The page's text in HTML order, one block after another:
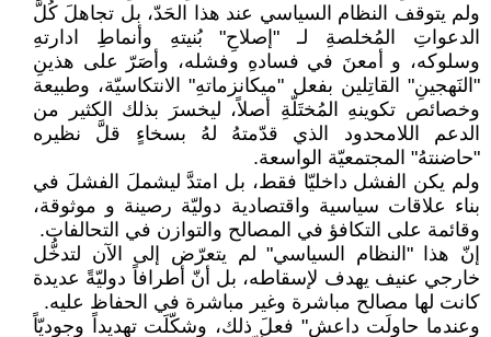
ولم يتوقف النظام السياسي عند هذا الحَدّ، بل تجاهلَ كُلَّ
الدعواتِ المُخلصةِ لـ "إصلاحِ" بُنيتهِ وأنماطِ ادارتهِ
وسلوكه، و أمعنَ في فسادهِ وفشله، وأصَرّ على هذينِ
"النَهجينِ" القاتِلين بفعل "ميكانزماتهِ" الانتكاسيّة، وطبيعة
وخصائص تكوينهِ المُختَلّةِ أصلاً، ليخسرَ بذلك الكثير من
الدعم اللامحدود الذي قدّمتهُ لهُ بسخاءٍ قلَّ نظيره
"حاضنتهُ" المجتمعيّة الواسعة.
ولم يكن الفشل داخليّا فقط، بل امتدَّ ليشملَ الفشلَ في
بناء علاقات سياسية واقتصادية دوليّة رصينة و موثوقة،
وقائمة على التكافؤ في المصالح والتوازن في التحالفات.
إنّ هذا "النظام السياسي" لم يتعرّض إلى الآن لتدخُّل
خارجي عنيف يهدف لإسقاطه، بل أنّ أطرافاً دوليّةً عديدة
كانت لها مصالح مباشرة وغير مباشرة في الحفاظ عليه.
وعندما حاولَت داعش" فعلَ ذلك، وشكّلَت تهديداً وجوديّاً